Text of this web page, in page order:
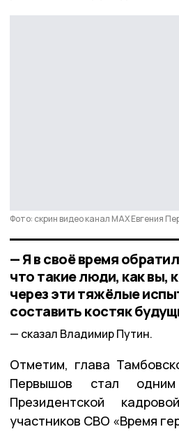
Фото: скрин видео канал МАХ Евгения
— Я в своё время
что такие люди, как вы,
через эти тяжёлые
составить костяк
сказал Владимир Путин.
Отметим, глава
Первышов стал
Президентской
участников СВО «Время